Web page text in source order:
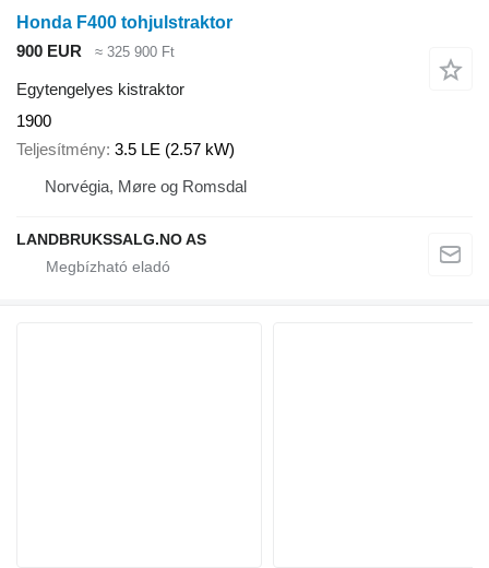
Honda F400 tohjulstraktor
900 EUR
≈ 325 900 Ft
Egytengelyes kistraktor
1900
Teljesítmény 3.5 LE (2.57 kW)
Norvégia, Møre og Romsdal
LANDBRUKSSALG.NO AS